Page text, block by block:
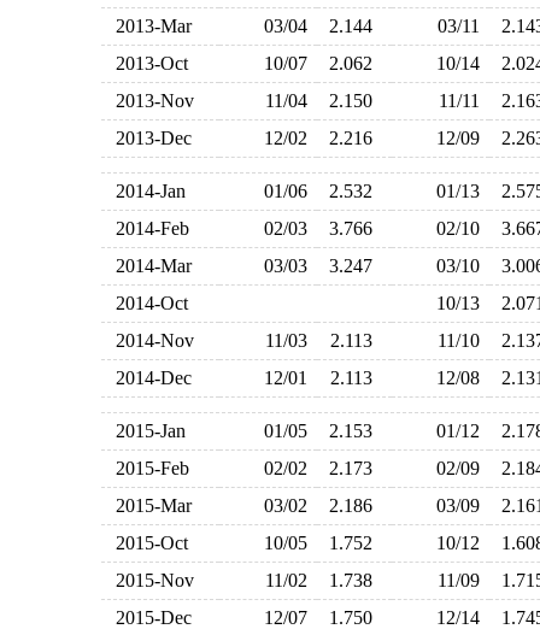
2013-Mar
03/04 2.144 03/11
2013-Oct
10/07 2.062 10/14
2013-Nov
11/04 2.150 11/11
2013-Dec
12/02 2.216 12/09
2014-Jan 01/06 2.532 01/13
2014-Feb
02/03 3.766 02/10
2014-Mar
03/03 3.247 03/10
2014-Oct
10/13
2014-Nov
11/03 2.113 11/10
2014-Dec
12/01 2.113 12/08
2015-Jan 01/05 2.153 01/12
2015-Feb
02/02 2.173 02/09
2015-Mar
03/02 2.186 03/09
2015-Oct
10/05 1.752 10/12
2015-Nov
11/02 1.738 11/09
2015-Dec
12/07 1.750 12/14